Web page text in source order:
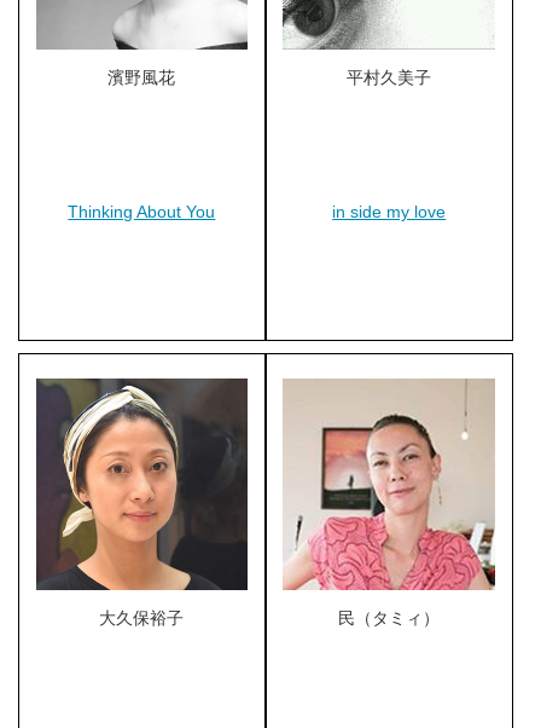
濱野風花
Thinking About You
平村久美子
in side my love
大久保裕子 民（タミィ）